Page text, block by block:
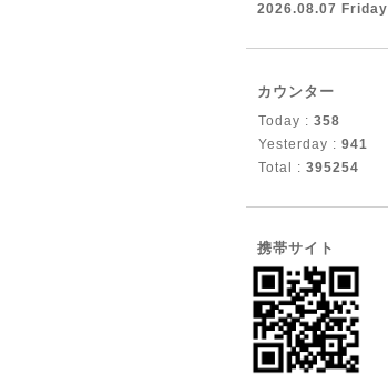
2026.08.07 Friday
カウンター
Today : 358
Yesterday : 941
Total : 395254
携帯サイト